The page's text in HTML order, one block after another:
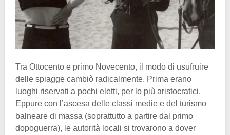
Tra Ottocento e primo Novecento, il modo di usufruire
delle spiagge cambiò radicalmente. Prima erano
luoghi riservati a pochi eletti, per lo più aristocratici.
Eppure con l’ascesa delle classi medie e del turismo
balneare di massa (soprattutto a partire dal primo
dopoguerra), le autorità locali si trovarono a dover